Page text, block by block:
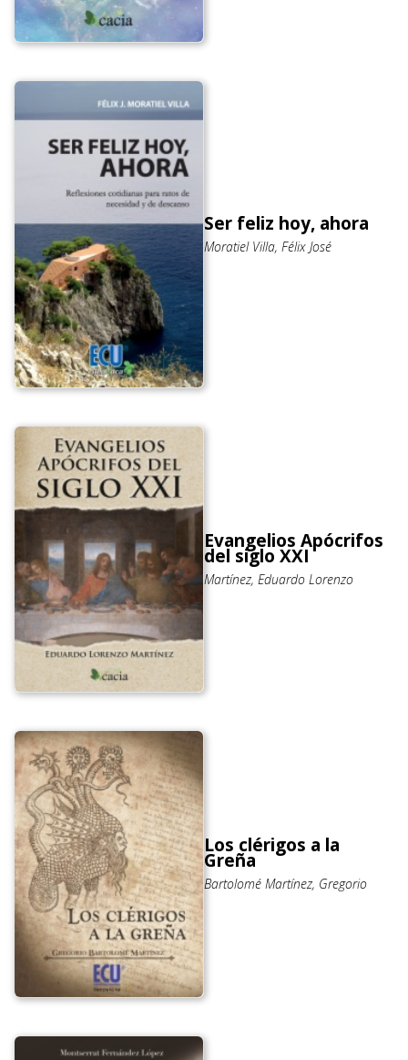
Ser feliz hoy, ahora
Moratiel Villa, Félix José
Evangelios Apócrifos
del siglo XXI
Martínez, Eduardo Lorenzo
Los clérigos a la
Greña
Bartolomé Martínez, Gregorio